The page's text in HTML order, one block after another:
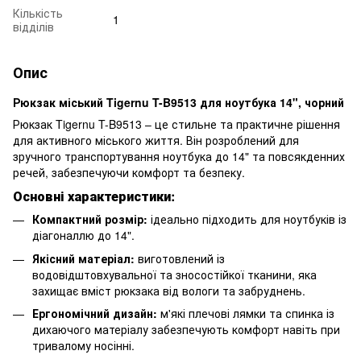
Кількість
відділів
1
Опис
Рюкзак міський Tigernu T-B9513 для ноутбука 14", чорний
Рюкзак Tigernu T-B9513 – це стильне та практичне рішення
для активного міського життя. Він розроблений для
зручного транспортування ноутбука до 14" та повсякденних
речей, забезпечуючи комфорт та безпеку.
Основні характеристики:
Компактний розмір: ідеально підходить для ноутбуків із
діагоналлю до 14".
Якісний матеріал: виготовлений із
водовідштовхувальної та зносостійкої тканини, яка
захищає вміст рюкзака від вологи та забруднень.
Ергономічний дизайн: м'які плечові лямки та спинка із
дихаючого матеріалу забезпечують комфорт навіть при
тривалому носінні.